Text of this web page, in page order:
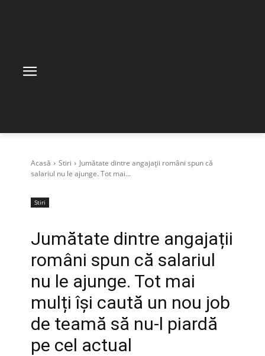
Acasă Stiri
Jumătate dintre angajații români spun că
salariul nu le ajunge. Tot mai...
Stiri
Jumătate dintre angajații
români spun că salariul
nu le ajunge. Tot mai
mulți își caută un nou job
de teamă să nu-l piardă
pe cel actual